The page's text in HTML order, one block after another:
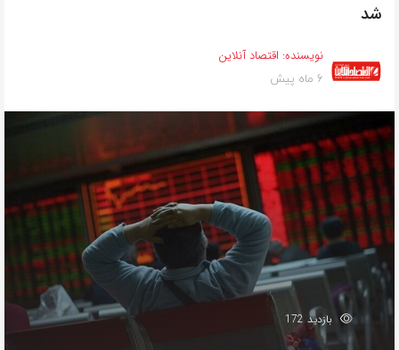
شد
نویسنده: اقتصاد آنلاین
6 ماه پیش
بازدید 172